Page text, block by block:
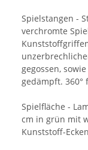
Spielstangen -
verchromte
gegossen,
gedämpft.
Spielfläche -
cm in grün mit
Kunststoff-